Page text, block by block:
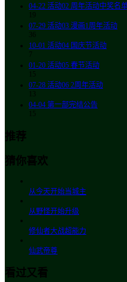
04-22 活动02 周年活动中奖名
19
07-29 活动03 漫画1周年活动
36
10-01 活动04 国庆节活动
7
01-20 活动05 春节活动
15
07-28 活动06 2周年活动
13
04-04 第一部完结公告
15
推荐
猜你喜欢
从今天开始当城主
从野怪开始升级
修仙者大战超能力
仙武帝尊
看过又看